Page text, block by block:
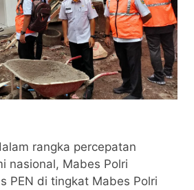
rangka percepatan
nasional, Mabes Polri
PEN di tingkat Mabes Polri